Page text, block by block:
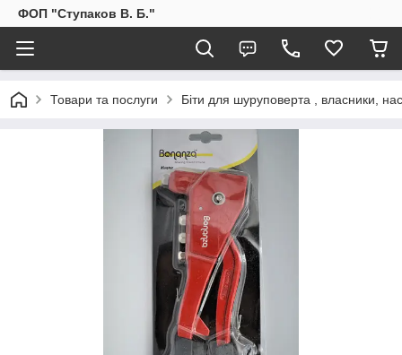
ФОП "Ступаков В. Б."
Товари та послуги Біти для шуруповерта , власники,